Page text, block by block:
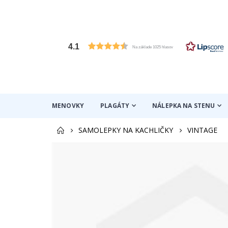
4.1 Na základe 1025 hlasov
MENOVKY PLAGÁTY NÁLEPKA NA STENU
SAMOLEPKY NA KACHLIČKY
VINTAGE